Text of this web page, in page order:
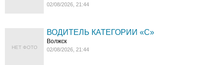
02/08/2026, 21:44
НЕТ ФОТО
ВОДИТЕЛЬ КАТЕГОРИИ «C»
Волжск
02/08/2026, 21:44